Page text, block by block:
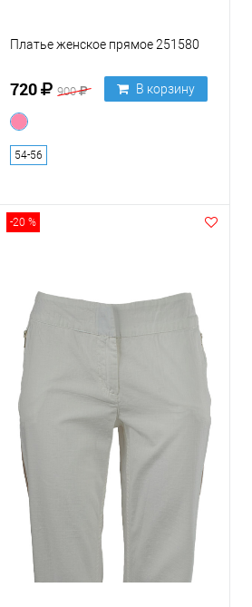
Платье женское прямое 251580
720 900 В корзину
54-56
-20 %